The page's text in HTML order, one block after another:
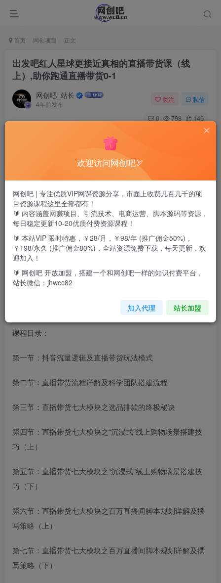
首页 网创项目 正文
出发吧红人星球更接近真相的直播带货课（线
上）,助你跑通直播带货0-1
网创吧_站长
4年前发布
关注 私信
0 798 146
出发吧红人星球更接近真相的直播带货课（线上）,助你跑通
课程目录：
第一节：抖音流量逻辑及直播带货玩法模式
第二节：直播带货流程详解及科学团队搭建流程
第三节：直播带货七大模块之选品排款的终极秘诀
第四节：直播带货七大模块之“沉浸式”线上购物场景搭建技
巧（上）
第五节：直播带货七大模块之“沉浸式”线上购物场景搭建技
巧（下）
第六节：直播带货七大模块之百万直播间脚本规划详解及撰
写策略（上）
第七节：直播带货七大模块之百万直播间脚本规划详解及撰
写策略（下）
欢迎访问网创吧🏹
网创吧 | 专注优质VIP网课资源分享，市面上收费几百几千的项
目资源课程这里全部都有！
🔰 内容涵盖网赚项目、引流技术、电商运营、脚本源码等资源，
每日稳定更新10-20优质付费资源课程！
🔰 本站VIP 限时特惠，￥28/月，￥98/年 (推广佣金50%)，
￥198/永久 (推广佣金80%)，全站资源免费下载，每天更新，欢
迎加入！
🔰 网创吧 开放加盟，搭建一个和网创吧一样的知识付费平台，
站长微信：jhwcc82
加入代理 站长加盟